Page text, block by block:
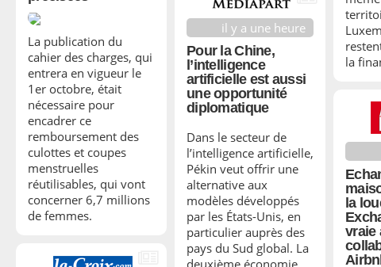
la
La publication du
cahier des charges, qui
entrera en vigueur le
1er octobre, était
nécessaire pour
encadrer ce
remboursement des
culottes et coupes
menstruelles
réutilisables, qui vont
concerner 6,7 millions
de femmes.
il y a une heure
Pour la Chine,
l’intelligence
artificielle est aussi
une opportunité
diplomatique
Dans le secteur de
l’intelligence artificielle,
Pékin veut offrir une
alternative aux
modèles développés
par les États-Unis, en
particulier auprès des
pays du Sud global. La
deuxième économie
la
vraie